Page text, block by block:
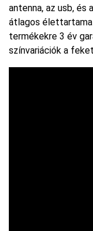
antenna, az usb,
átlagos élettartama
termékekre 3 év
színvariációk a